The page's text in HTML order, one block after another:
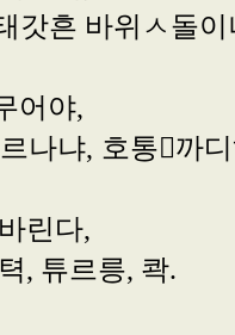
딥태갓흔 바
, 요게무
르나냐, 호통
, 문허바
, 텩, 튜르